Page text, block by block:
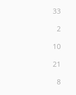
33
2
10
21
8